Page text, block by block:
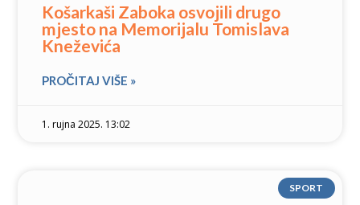
Košarkaši Zaboka osvojili drugo
mjesto na Memorijalu Tomislava
Kneževića
PROČITAJ VIŠE »
1. rujna 2025. 13:02
SPORT